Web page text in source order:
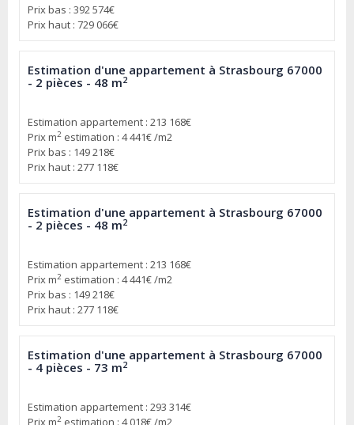
Prix bas : 392 574€
Prix haut : 729 066€
Estimation d'une appartement à Strasbourg 67000
- 2 pièces - 48 m2
Estimation appartement : 213 168€
Prix m2 estimation : 4 441€ /m2
Prix bas : 149 218€
Prix haut : 277 118€
Estimation d'une appartement à Strasbourg 67000
- 2 pièces - 48 m2
Estimation appartement : 213 168€
Prix m2 estimation : 4 441€ /m2
Prix bas : 149 218€
Prix haut : 277 118€
Estimation d'une appartement à Strasbourg 67000
- 4 pièces - 73 m2
Estimation appartement : 293 314€
Prix m2 estimation : 4 018€ /m2